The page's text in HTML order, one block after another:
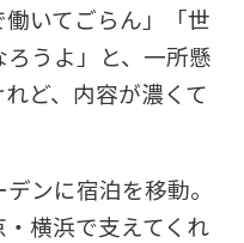
いてごらん」「世
うよ」と、一所懸
ど、内容が濃くて
ンに宿泊を移動。
横浜で支えてくれ